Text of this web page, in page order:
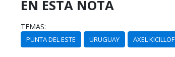
EN ESTA NOTA
TEMAS:
PUNTA DEL ESTE URUGUAY AXEL KICILLOF